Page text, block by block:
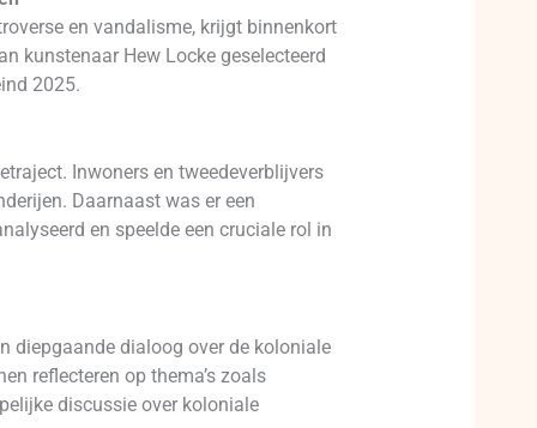
en vandalisme, krijgt binnenkort
kunstenaar Hew Locke geselecteerd
2025.
Inwoners en tweedeverblijvers
Daarnaast was er een
en speelde een cruciale rol in
diepgaande dialoog over de koloniale
reflecteren op thema’s zoals
discussie over koloniale